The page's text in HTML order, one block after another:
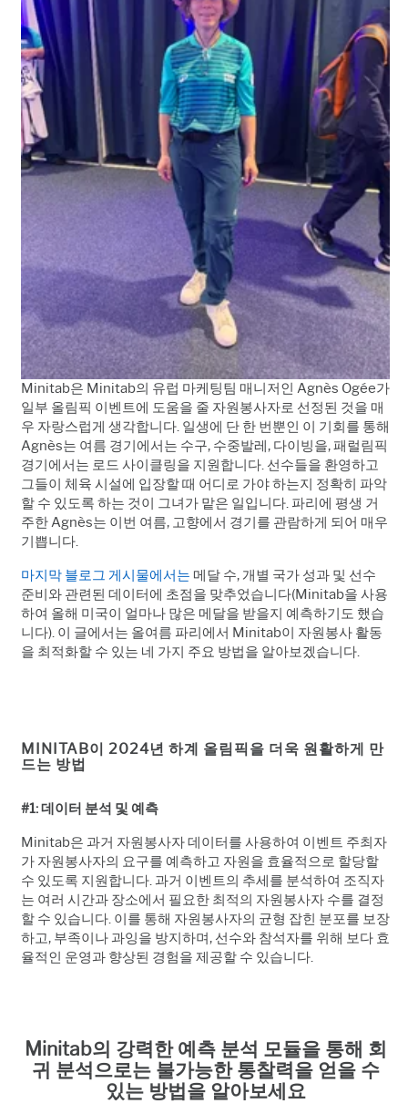
Minitab은 Minitab의 유럽 마케팅팀 매니저인 Agnès Ogée가
일부 올림픽 이벤트에 도움을 줄 자원봉사자로 선정된 것을 매
우 자랑스럽게 생각합니다 일생에 단 한 번뿐인 이 기회를 통해
Agnès는 여름 경기에서는 수구, 수중발레, 다이빙을,패럴림픽
경기에서는 로드 사이클링을 지원합니다 선수들을 환영하고
그들이 체육 시설에 입장할 때 어디로 가야 하는지 정확히 파악
할 수 있도록 하는 것이 그녀가 맡은 일입니다 파리에 평생 거
주한 Agnès는 이번 여름, 고향에서 경기를 관람하게 되어 매우
기쁩니다
마지막 블로그 게시물에서는 메달 수, 개별 국가 성과 및 선수
준비와 관련된 데이터에 초점을 맞추었습니다(Minitab을 사용
하여 올해 미국이 얼마나 많은 메달을 받을지 예측하기도 했습
니다). 이 글에서는 올여름 파리에서 Minitab이 자원봉사 활동
을 최적화할 수 있는 네 가지 주요 방법을 알아보겠습니다
MINITAB이 2024년 하계 올림픽을 더욱 원활하게 만
드는 방법
#1:데이터 분석 및 예측
Minitab은 과거 자원봉사자 데이터를 사용하여 이벤트 주최자
가 자원봉사자의 요구를 예측하고 자원을 효율적으로 할당할
수 있도록 지원합니다.과거 이벤트의 추세를 분석하여 조직자
는 여러 시간과 장소에서 필요한 최적의 자원봉사자 수를 결정
할 수 있습니다. 이를 통해 자원봉사자의 균형 잡힌 분포를 보장
하고, 부족이나 과잉을 방지하며, 선수와 참석자를 위해 보다 효
율적인 운영과 향상된 경험을 제공할 수 있습니다.
Minitab의 강력한 예측 분석 모듈을 통해 회
귀 분석으로는 불가능한 통찰력을 얻을 수
있는 방법을 알아보세요